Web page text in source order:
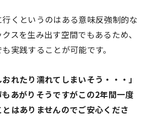
くというのはある意味反強制的な
スを生み出す空間でもあるため、
実践することが可能です。
おれたり濡れてしまいそう・・・」
あがりそうですがこの2年間一度
はありませんのでご安心くださ